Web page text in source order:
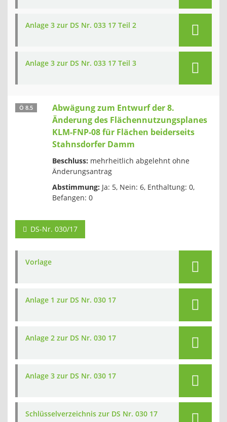
Anlage 3 zur DS Nr. 033 17 Teil 2
Anlage 3 zur DS Nr. 033 17 Teil 3
Ö 8.5
Abwägung zum Entwurf der 8.
Änderung des Flächennutzungsplanes
KLM-FNP-08 für Flächen beiderseits
Stahnsdorfer Damm
Beschluss: mehrheitlich abgelehnt ohne
Änderungsantrag
Abstimmung: Ja: 5, Nein: 6, Enthaltung: 0,
Befangen: 0
DS-Nr. 030/17
Vorlage
Anlage 1 zur DS Nr. 030 17
Anlage 2 zur DS Nr. 030 17
Anlage 3 zur DS Nr. 030 17
Schlüsselverzeichnis zur DS Nr. 030 17